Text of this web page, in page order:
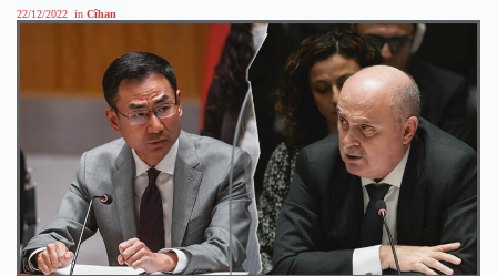
22/12/2022 in Cîhan